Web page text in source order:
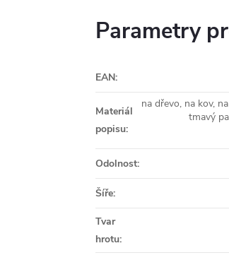
Parametry
EAN:
Materiál
popisu:
na dřevo, na kov,
tmavý
Odolnost:
Šíře:
Tvar
hrotu: